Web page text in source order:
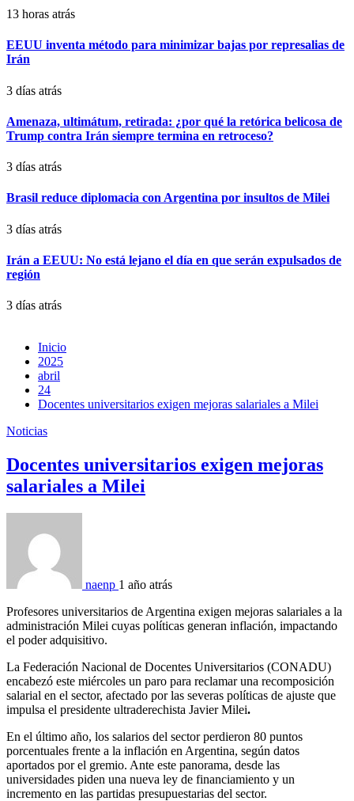
13 horas atrás
EEUU inventa método para minimizar bajas por represalias de
Irán
3 días atrás
Amenaza, ultimátum, retirada: ¿por qué la retórica belicosa de
Trump contra Irán siempre termina en retroceso?
3 días atrás
Brasil reduce diplomacia con Argentina por insultos de Milei
3 días atrás
Irán a EEUU: No está lejano el día en que serán expulsados de
región
3 días atrás
Inicio
2025
abril
24
Docentes universitarios exigen mejoras salariales a Milei
Noticias
Docentes universitarios exigen mejoras
salariales a Milei
naenp 1 año atrás
Profesores universitarios de Argentina exigen mejoras salariales a la
administración Milei cuyas políticas generan inflación, impactando
el poder adquisitivo.
La Federación Nacional de Docentes Universitarios (CONADU)
encabezó este miércoles un paro para reclamar una recomposición
salarial en el sector, afectado por las severas políticas de ajuste que
impulsa el presidente ultraderechista Javier Milei.
En el último año, los salarios del sector perdieron 80 puntos
porcentuales frente a la inflación en Argentina, según datos
aportados por el gremio. Ante este panorama, desde las
universidades piden una nueva ley de financiamiento y un
incremento en las partidas presupuestarias del sector.